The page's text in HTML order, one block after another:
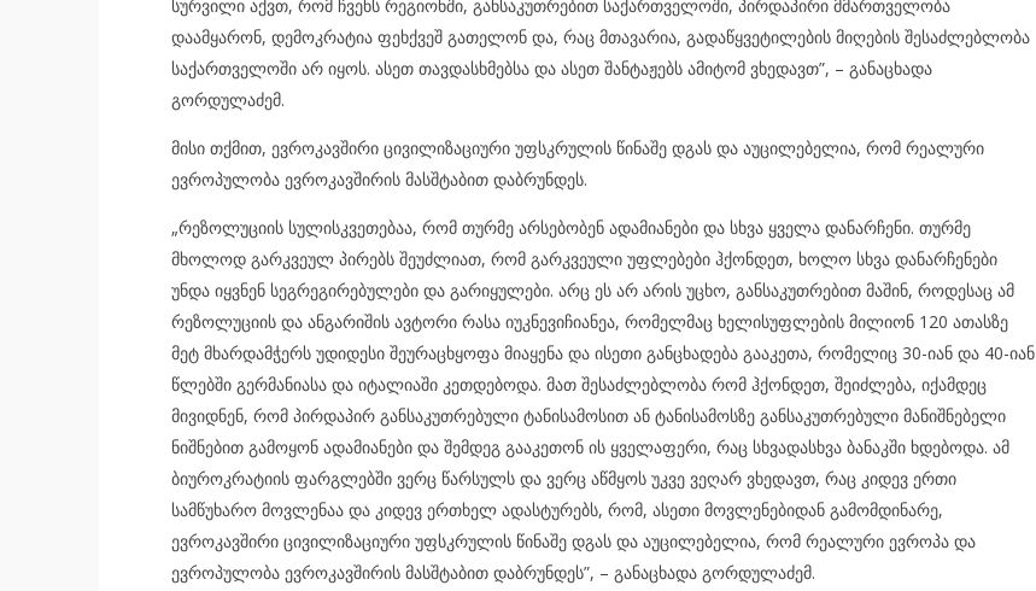
სურვილი აქვთ, რომ ჩვენს რეგიონში, განსაკუთრებით საქართველოში, პირდაპირი მმართველობა
დაამყარონ, დემოკრატია ფეხქვეშ გათელონ და, რაც მთავარია, გადაწყვეტილების მიღების შესაძლებლობა
საქართველოში არ იყოს. ასეთ თავდასხმებსა და ასეთ შანტაჟებს ამიტომ ვხედავთ”, – განაცხადა
გორდულაძემ.
მისი თქმით, ევროკავშირი ცივილიზაციური უფსკრულის წინაშე დგას და აუცილებელია, რომ რეალური
ევროპულობა ევროკავშირის მასშტაბით დაბრუნდეს.
„რეზოლუციის სულისკვეთებაა, რომ თურმე არსებობენ ადამიანები და სხვა ყველა დანარჩენი. თურმე
მხოლოდ გარკვეულ პირებს შეუძლიათ, რომ გარკვეული უფლებები ჰქონდეთ, ხოლო სხვა დანარჩენები
უნდა იყვნენ სეგრეგირებულები და გარიყულები. არც ეს არ არის უცხო, განსაკუთრებით მაშინ, როდესაც ამ
რეზოლუციის და ანგარიშის ავტორი რასა იუკნევიჩიანეა, რომელმაც ხელისუფლების მილიონ 120 ათასზე
მეტ მხარდამჭერს უდიდესი შეურაცხყოფა მიაყენა და ისეთი განცხადება გააკეთა, რომელიც 30-იან და 40-იან
წლებში გერმანიასა და იტალიაში კეთდებოდა. მათ შესაძლებლობა რომ ჰქონდეთ, შეიძლება, იქამდეც
მივიდნენ, რომ პირდაპირ განსაკუთრებული ტანისამოსით ან ტანისამოსზე განსაკუთრებული მანიშნებელი
ნიშნებით გამოყონ ადამიანები და შემდეგ გააკეთონ ის ყველაფერი, რაც სხვადასხვა ბანაკში ხდებოდა. ამ
ბიუროკრატიის ფარგლებში ვერც წარსულს და ვერც აწმყოს უკვე ვეღარ ვხედავთ, რაც კიდევ ერთი
სამწუხარო მოვლენაა და კიდევ ერთხელ ადასტურებს, რომ, ასეთი მოვლენებიდან გამომდინარე,
ევროკავშირი ცივილიზაციური უფსკრულის წინაშე დგას და აუცილებელია, რომ რეალური ევროპა და
ევროპულობა ევროკავშირის მასშტაბით დაბრუნდეს”, – განაცხადა გორდულაძემ.